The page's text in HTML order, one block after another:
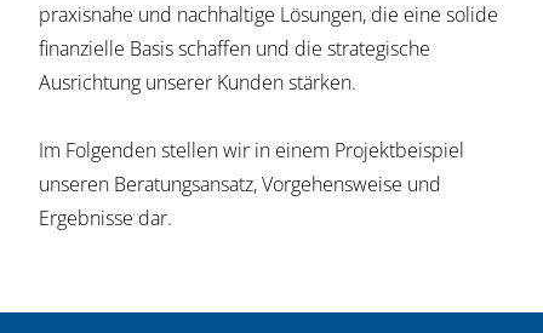
praxisnahe und nachhaltige Lösungen, die eine solide
finanzielle Basis schaffen und die strategische
Ausrichtung unserer Kunden stärken.
Im Folgenden stellen wir in einem Projektbeispiel
unseren Beratungsansatz, Vorgehensweise und
Ergebnisse dar.